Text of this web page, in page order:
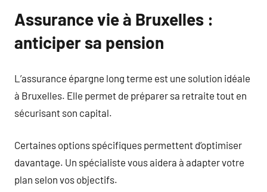
Assurance vie à Bruxelles :
anticiper sa pension
L’assurance épargne long terme est une solution idéale
à Bruxelles. Elle permet de préparer sa retraite tout en
sécurisant son capital.
Certaines options spécifiques permettent d’optimiser
davantage. Un spécialiste vous aidera à adapter votre
plan selon vos objectifs.